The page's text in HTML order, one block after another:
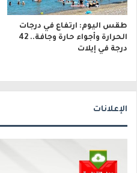
طقس اليوم: ارتفاع في درجات
الحرارة وأجواء حارة وجافة.. 42
درجة في إيلات
الإعلانات